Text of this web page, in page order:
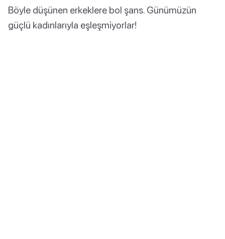
Böyle düşünen erkeklere bol şans. Günümüzün
güçlü kadınlarıyla eşleşmiyorlar!